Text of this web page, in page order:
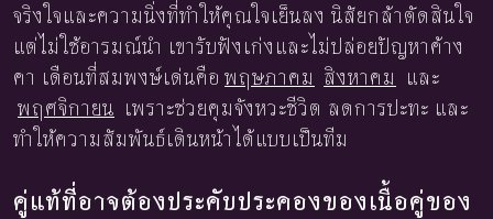
จริงใจและความนิ่งที่ทำให้คุณใจเย็นลง นิสัยกล้าตัดสินใจ
แต่ไม่ใช้อารมณ์นำ เขารับฟังเก่งและไม่ปล่อยปัญหาค้าง
คา เดือนที่สมพงษ์เด่นคือ พฤษภาคม สิงหาคม และ
พฤศจิกายน เพราะช่วยคุมจังหวะชีวิต ลดการปะทะ และ
ทำให้ความสัมพันธ์เดินหน้าได้แบบเป็นทีม
คู่แท้ที่อาจต้องประคับประคองของเนื้อคู่ของ